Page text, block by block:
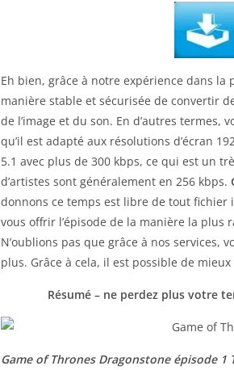
Eh bien, grâce à notre expérience dans la
manière stable et sécurisée de convertir
de l’image et du son. En d’autres termes,
qu’il est adapté aux résolutions d’écran
5.1 avec plus de 300 kbps, ce qui est un
d’artistes sont généralement en 256 kbps.
donnons ce temps est libre de tout fichier
vous offrir l’épisode de la manière la plus
N’oublions pas que grâce à nos services,
plus. Grâce à cela, il est possible de
Résumé – ne perdez plus votre
Game of Thrones Dragonstone épisode 1